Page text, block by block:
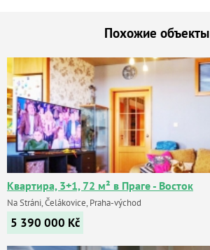
Похожие объекты
Квартира, 3+1, 72 м² в Праге - Восток
Na Stráni, Čelákovice, Praha-východ
5 390 000 Kč